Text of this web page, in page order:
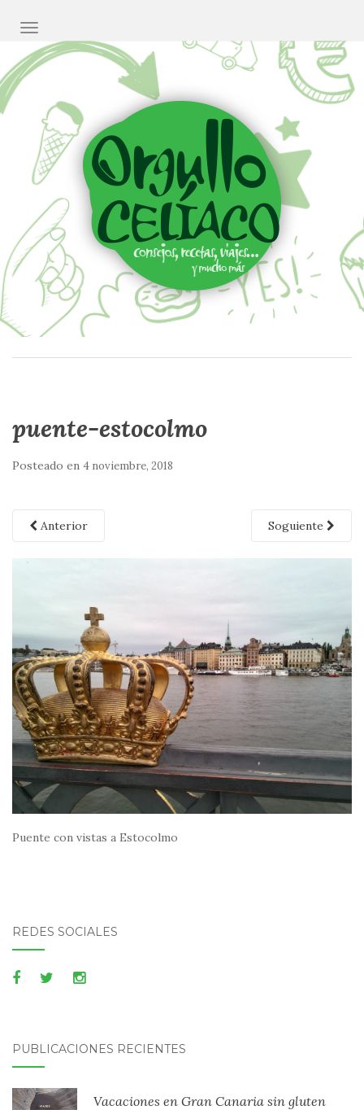
CAMBIAR NAVEGACIÓN
puente-estocolmo
Posteado en 4 noviembre, 2018
Anterior Soguiente
Puente con vistas a Estocolmo
REDES SOCIALES
PUBLICACIONES RECIENTES
Vacaciones en Gran Canaria sin gluten